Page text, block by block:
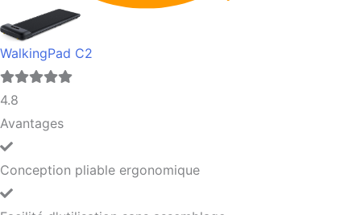
WalkingPad C2
4.8
Avantages
Conception pliable ergonomique